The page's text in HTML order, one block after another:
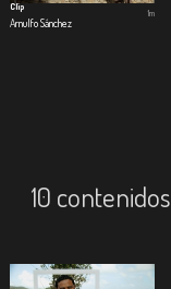
Clip
Arnulfo Sánchez
1m
10 contenidos